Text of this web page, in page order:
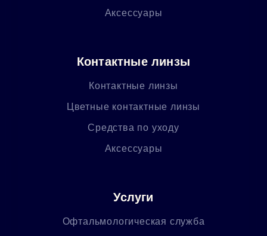
Аксессуары
Контактные линзы
Контактные линзы
Цветные контактные линзы
Средства по уходу
Аксессуары
Услуги
Офтальмологическая служба